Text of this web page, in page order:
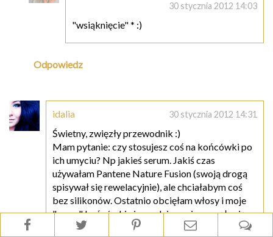
30 stycznia 2012 14:03
"wsiąknięcie" * :)
Odpowiedz
idalia 30 stycznia 2012 14:31
Świetny, zwięzły przewodnik :)
Mam pytanie: czy stosujesz coś na końcówki po
ich umyciu? Np jakieś serum. Jakiś czas
używałam Pantene Nature Fusion (swoją drogą
spisywał się rewelacyjnie), ale chciałabym coś
bez silikonów. Ostatnio obcięłam włosy i moje
"nowe" końcówki niespodziewanie zaczęły się
puszyć, wydają się też bardzo suche. Myślałam,